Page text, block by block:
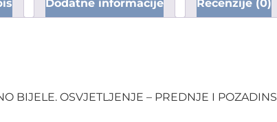
Dodatne informacije Recenzije (0)
BIJELE. OSVJETLJENJE – PREDNJE I